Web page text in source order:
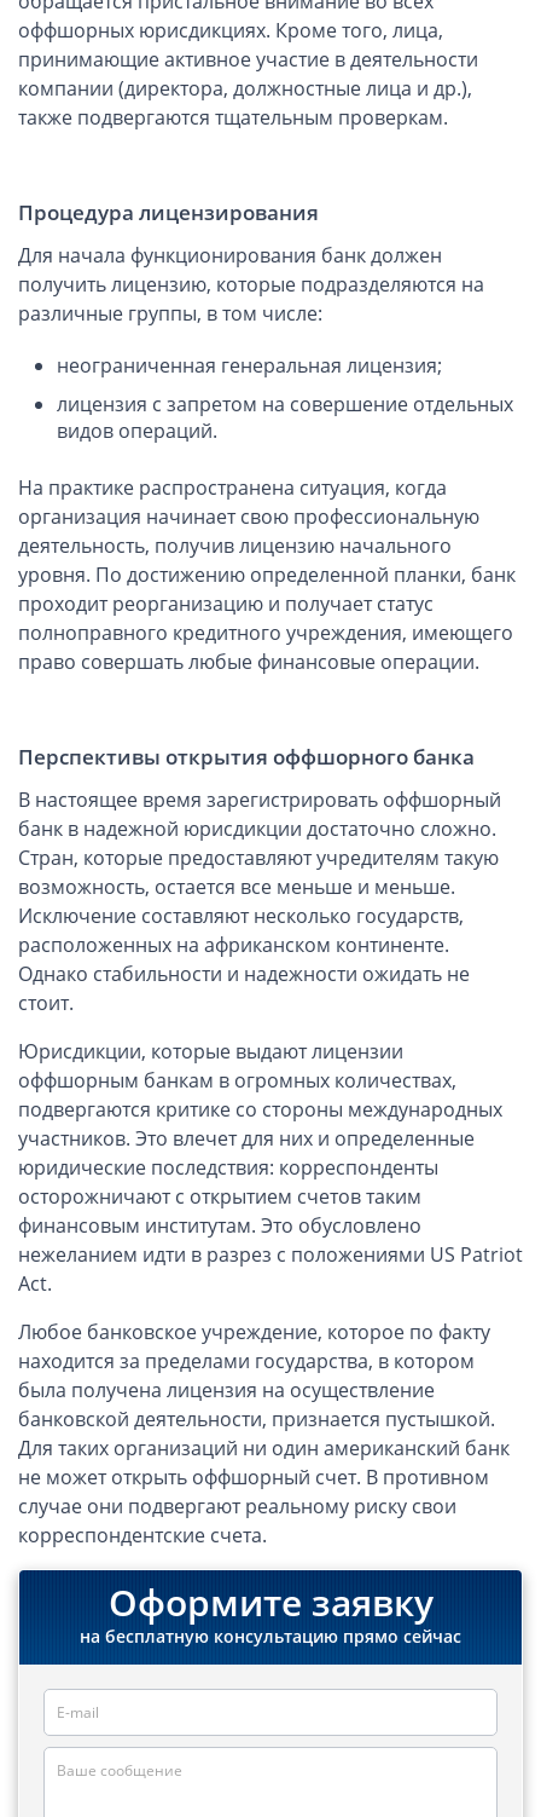
Типы оффшоров: LLP, LTD
Английские компании как оффшоры
Схемы работы с Английскими компаниями
Типовые договоры для оффшорных и иностранных компаний
Английские компании: причины популярности
Бенефициар под охраной закона
Продление компании. Что это такое и зачем нужно?
Может ли стать реальностью открытие счета в британском
банке?
Английская система уплаты НДС (VAT)
Документы, необходимые для открытия банковского счета
Способы сохранения акций оффшорной компании после
смерти их владельца
Что такое номинальный сервис для иностранных компаний
Смена регистрационного агента оффшорной компании
Нет VAT-кода в Шотландии: что делать?
Списки юрисдикций
Основные формы легализации документов
Оффшорные компании: зачем они нужны?
Итоги финансового кризиса на Кипре
Партнерства и их функционирование в оффшорных зонах
Трасты на Сейшельских островах: открываем новые горизонты
ответственностью через оффшор
Про оффшорные банки
Компания на Кипре - оптимальное место для защиты
интеллектуальной собственности
Порядок смены юрисдикции для иностранных компаний:
кипрский опыт
Все об анонимных счетах в банке
Как ликвидировать компанию на Кипре?
Предоставление отчетности компаниями, осуществляющими
бизнес на Кипре
Сведения о предоставлении отчетов фирмами, имеющими
регистрацию на территории Гонконга
Международное налоговое планирование
Ликвидация фирмы в Гонконге ее основателями
Способы оплаты
Вопросы и ответы
Автоматический обмен информацией
Контакты, схема проезда
оффшорных юрисдикциях. Кроме того, лица,
принимающие активное участие в деятельности
компании (директора, должностные лица и др.),
также подвергаются тщательным проверкам.
Процедура лицензирования
Для начала функционирования банк должен
получить лицензию, которые подразделяются на
различные группы, в том числе:
неограниченная генеральная лицензия;
лицензия с запретом на совершение отдельных
видов операций.
На практике распространена ситуация, когда
организация начинает свою профессиональную
деятельность, получив лицензию начального
уровня. По достижению определенной планки, банк
проходит реорганизацию и получает статус
полноправного кредитного учреждения, имеющего
право совершать любые финансовые операции.
Перспективы открытия оффшорного банка
В настоящее время зарегистрировать оффшорный
банк в надежной юрисдикции достаточно сложно.
Стран, которые предоставляют учредителям такую
возможность, остается все меньше и меньше.
Исключение составляют несколько государств,
расположенных на африканском континенте.
Однако стабильности и надежности ожидать не
стоит.
Юрисдикции, которые выдают лицензии
оффшорным банкам в огромных количествах,
подвергаются критике со стороны международных
участников. Это влечет для них и определенные
юридические последствия: корреспонденты
осторожничают с открытием счетов таким
финансовым институтам. Это обусловлено
нежеланием идти в разрез с положениями US Patriot
Act.
Любое банковское учреждение, которое по факту
находится за пределами государства, в котором
была получена лицензия на осуществление
банковской деятельности, признается пустышкой.
Для таких организаций ни один американский банк
не может открыть оффшорный счет. В противном
случае они подвергают реальному риску свои
корреспондентские счета.
Оформите заявку
на бесплатную консультацию прямо сейчас